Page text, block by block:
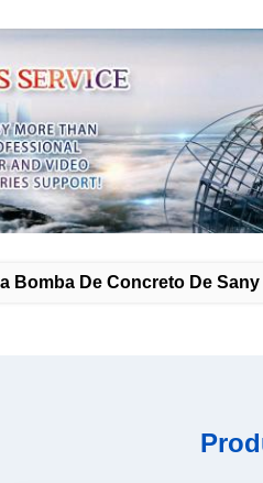
Bomba De Concreto De Sany